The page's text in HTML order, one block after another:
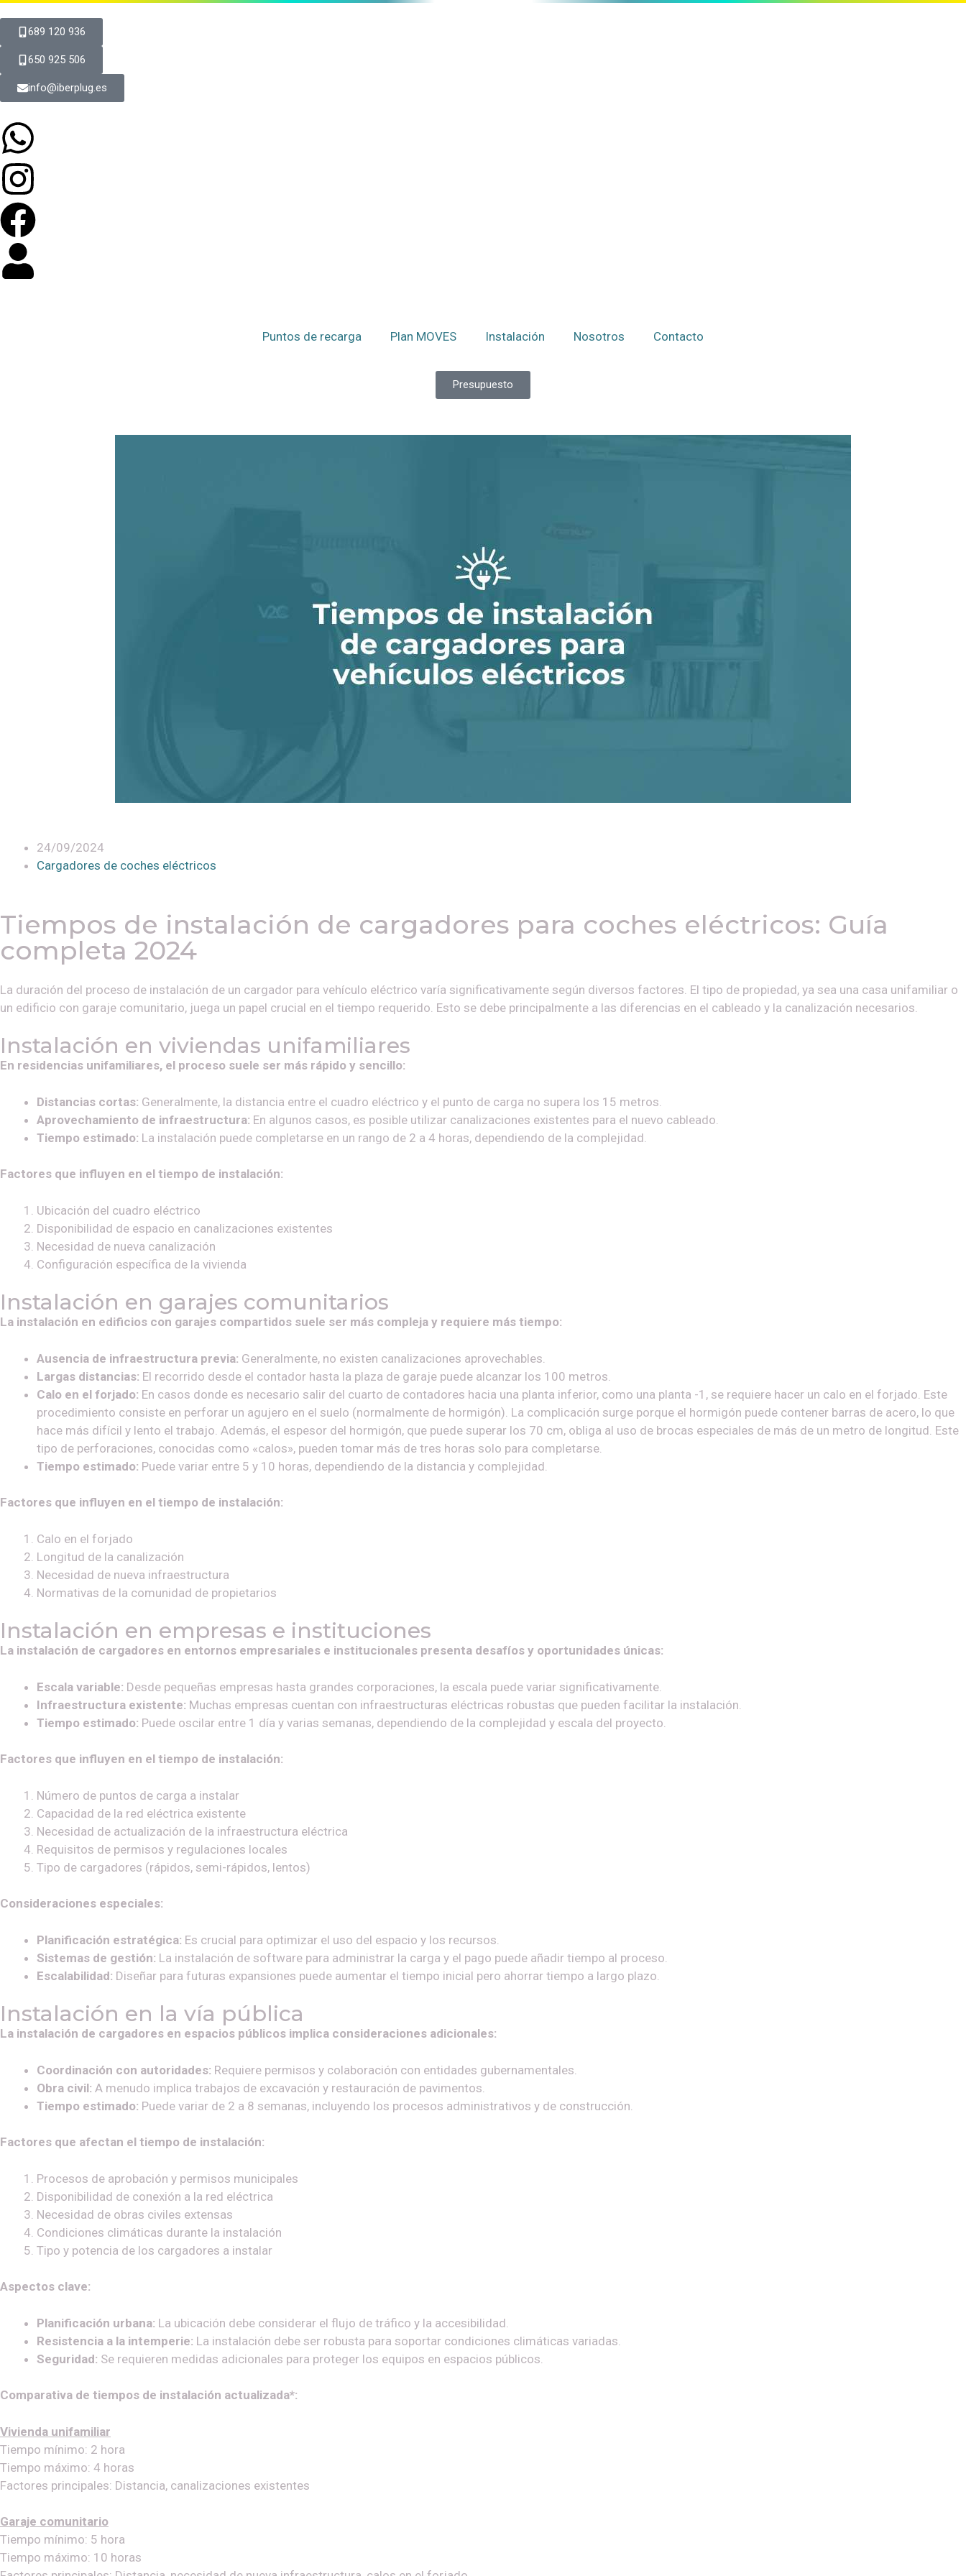
689 120 936
650 925 506
info@iberplug.es
Puntos de recarga Plan MOVES Instalación Nosotros Contacto
Presupuesto
24/09/2024
Cargadores de coches eléctricos
Tiempos de instalación de cargadores para coches eléctricos: Guía
completa 2024
La duración del proceso de instalación de un cargador para vehículo eléctrico varía significativamente según diversos factores. El tipo de propiedad, ya sea una casa unifamiliar o
un edificio con garaje comunitario, juega un papel crucial en el tiempo requerido. Esto se debe principalmente a las diferencias en el cableado y la canalización necesarios.
Instalación en viviendas unifamiliares
En residencias unifamiliares, el proceso suele ser más rápido y sencillo:
Distancias cortas: Generalmente, la distancia entre el cuadro eléctrico y el punto de carga no supera los 15 metros.
Aprovechamiento de infraestructura: En algunos casos, es posible utilizar canalizaciones existentes para el nuevo cableado.
Tiempo estimado: La instalación puede completarse en un rango de 2 a 4 horas, dependiendo de la complejidad.
Factores que influyen en el tiempo de instalación:
Ubicación del cuadro eléctrico
Disponibilidad de espacio en canalizaciones existentes
Necesidad de nueva canalización
Configuración específica de la vivienda
Instalación en garajes comunitarios
La instalación en edificios con garajes compartidos suele ser más compleja y requiere más tiempo:
Ausencia de infraestructura previa: Generalmente, no existen canalizaciones aprovechables.
Largas distancias: El recorrido desde el contador hasta la plaza de garaje puede alcanzar los 100 metros.
Calo en el forjado: En casos donde es necesario salir del cuarto de contadores hacia una planta inferior, como una planta -1, se requiere hacer un calo en el forjado. Este
procedimiento consiste en perforar un agujero en el suelo (normalmente de hormigón). La complicación surge porque el hormigón puede contener barras de acero, lo que
hace más difícil y lento el trabajo. Además, el espesor del hormigón, que puede superar los 70 cm, obliga al uso de brocas especiales de más de un metro de longitud. Este
tipo de perforaciones, conocidas como «calos», pueden tomar más de tres horas solo para completarse.
Tiempo estimado: Puede variar entre 5 y 10 horas, dependiendo de la distancia y complejidad.
Factores que influyen en el tiempo de instalación:
Calo en el forjado
Longitud de la canalización
Necesidad de nueva infraestructura
Normativas de la comunidad de propietarios
Instalación en empresas e instituciones
La instalación de cargadores en entornos empresariales e institucionales presenta desafíos y oportunidades únicas:
Escala variable: Desde pequeñas empresas hasta grandes corporaciones, la escala puede variar significativamente.
Infraestructura existente: Muchas empresas cuentan con infraestructuras eléctricas robustas que pueden facilitar la instalación.
Tiempo estimado: Puede oscilar entre 1 día y varias semanas, dependiendo de la complejidad y escala del proyecto.
Factores que influyen en el tiempo de instalación:
Número de puntos de carga a instalar
Capacidad de la red eléctrica existente
Necesidad de actualización de la infraestructura eléctrica
Requisitos de permisos y regulaciones locales
Tipo de cargadores (rápidos, semi-rápidos, lentos)
Consideraciones especiales:
Planificación estratégica: Es crucial para optimizar el uso del espacio y los recursos.
Sistemas de gestión: La instalación de software para administrar la carga y el pago puede añadir tiempo al proceso.
Escalabilidad: Diseñar para futuras expansiones puede aumentar el tiempo inicial pero ahorrar tiempo a largo plazo.
Instalación en la vía pública
La instalación de cargadores en espacios públicos implica consideraciones adicionales:
Coordinación con autoridades: Requiere permisos y colaboración con entidades gubernamentales.
Obra civil: A menudo implica trabajos de excavación y restauración de pavimentos.
Tiempo estimado: Puede variar de 2 a 8 semanas, incluyendo los procesos administrativos y de construcción.
Factores que afectan el tiempo de instalación:
Procesos de aprobación y permisos municipales
Disponibilidad de conexión a la red eléctrica
Necesidad de obras civiles extensas
Condiciones climáticas durante la instalación
Tipo y potencia de los cargadores a instalar
Aspectos clave:
Planificación urbana: La ubicación debe considerar el flujo de tráfico y la accesibilidad.
Resistencia a la intemperie: La instalación debe ser robusta para soportar condiciones climáticas variadas.
Seguridad: Se requieren medidas adicionales para proteger los equipos en espacios públicos.
Comparativa de tiempos de instalación actualizada*:
Vivienda unifamiliar
Tiempo mínimo: 2 hora
Tiempo máximo: 4 horas
Factores principales: Distancia, canalizaciones existentes
Garaje comunitario
Tiempo mínimo: 5 hora
Tiempo máximo: 10 horas